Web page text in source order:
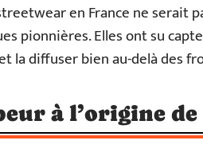
en France ne serait
pionnières. Elles ont su
la diffuser bien au-delà des
à l’origine